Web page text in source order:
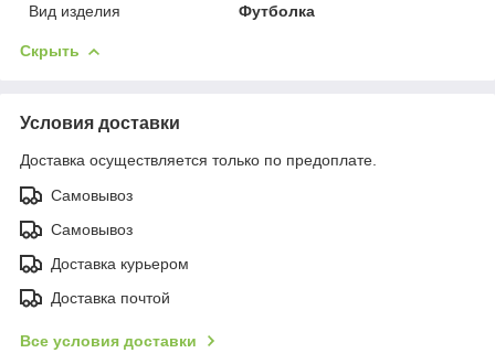
Вид изделия
Футболка
Скрыть
Условия доставки
Доставка осуществляется только по предоплате.
Самовывоз
Самовывоз
Доставка курьером
Доставка почтой
Все условия доставки